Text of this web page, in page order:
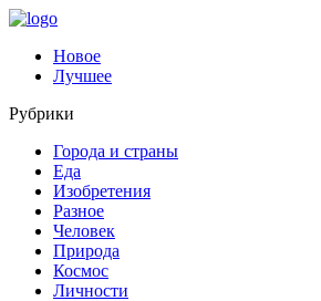
Новое
Лучшее
Рубрики
Города и страны
Еда
Изобретения
Разное
Человек
Природа
Космос
Личности